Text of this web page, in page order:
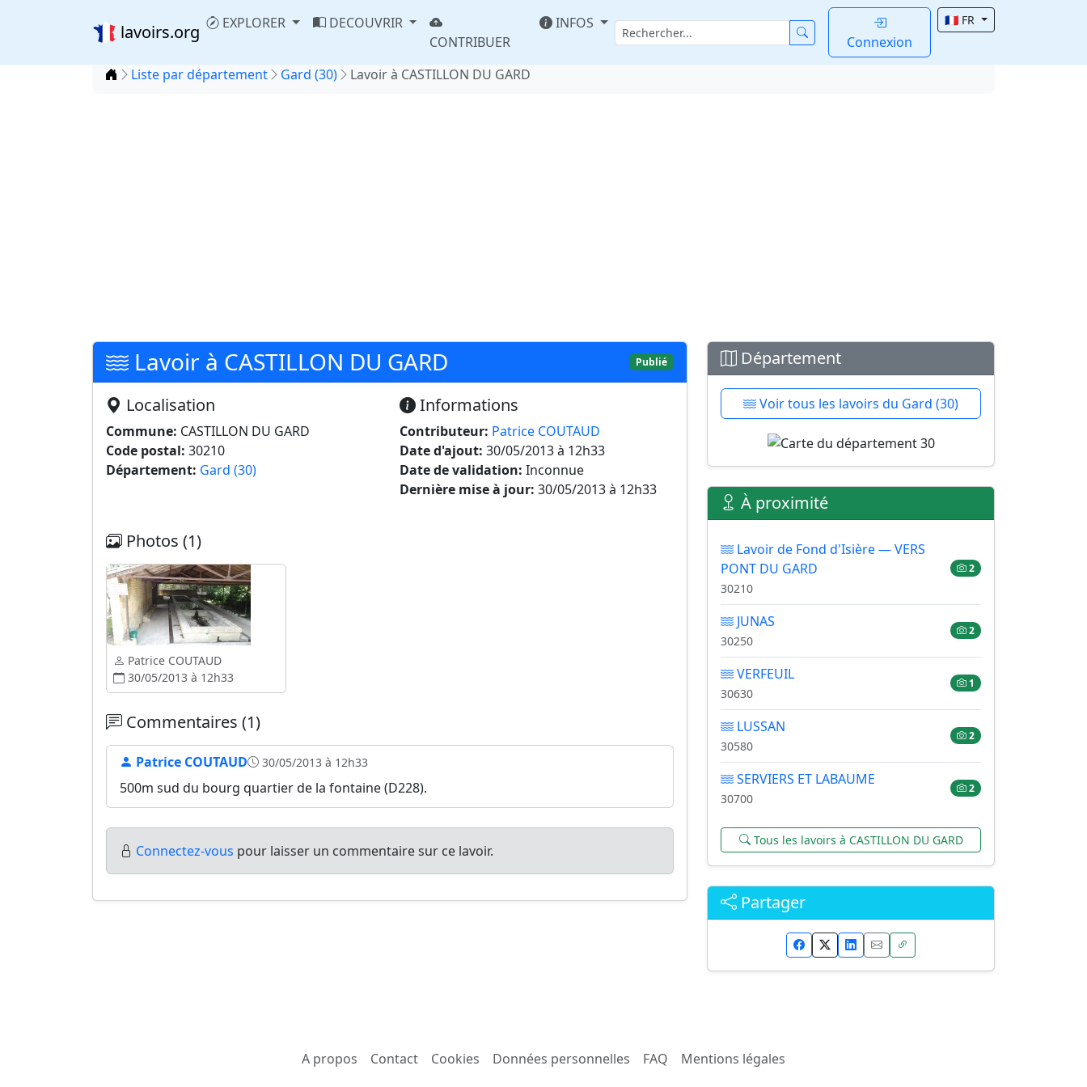
lavoirs.org EXPLORER
DECOUVRIR
CONTRIBUER
INFOS
Connexion
🇫🇷 FR
Accueil
Liste par département Gard (30) Lavoir à CASTILLON DU GARD
Lavoir à CASTILLON DU GARD Publié
Localisation
Commune: CASTILLON DU GARD
Code postal: 30210
Département: Gard (30)
Informations
Contributeur: Patrice COUTAUD
Date d'ajout: 30/05/2013 à 12h33
Date de validation: Inconnue
Dernière mise à jour: 30/05/2013 à 12h33
Photos (1)
Patrice COUTAUD
30/05/2013 à 12h33
Commentaires (1)
Patrice COUTAUD 30/05/2013 à 12h33
500m sud du bourg quartier de la fontaine (D228).
Connectez-vous pour laisser un commentaire sur ce lavoir.
Département
Voir tous les lavoirs du Gard (30)
À proximité
Lavoir de Fond d'Isière — VERS
PONT DU GARD
30210
2
JUNAS
30250
2
VERFEUIL
30630
1
LUSSAN
30580
2
SERVIERS ET LABAUME
30700
2
Tous les lavoirs à CASTILLON DU GARD
Partager
A propos Contact Cookies Données personnelles FAQ Mentions légales